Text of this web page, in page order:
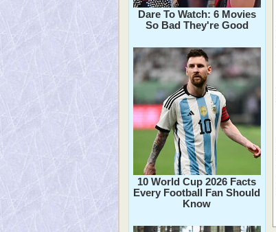
Dare To Watch: 6 Movies
So Bad They're Good
10 World Cup 2026 Facts
Every Football Fan Should
Know